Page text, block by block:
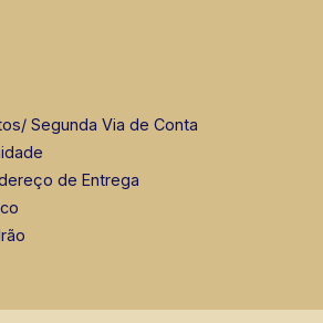
Corretor(a) Online
Segunda Via de Conta
de Entrega